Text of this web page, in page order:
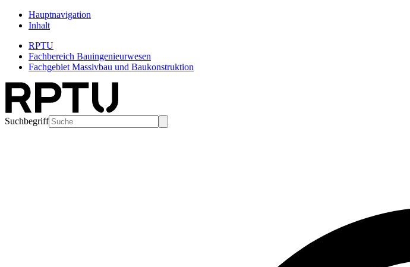
Hauptnavigation
Inhalt
RPTU
Fachbereich Bauingenieurwesen
Fachgebiet Massivbau und Baukonstruktion
Suchbegriff